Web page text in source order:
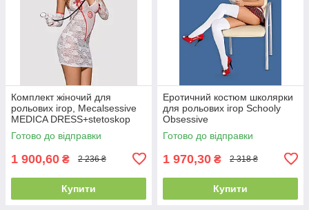
Комплект жіночий для
рольових ігор, Mecalsessive
MEDICA DRESS+stetoskop
Готово до відправки
1 900,60 ₴ 2 236 ₴
Купити
Еротичний костюм школярки
для рольових ігор Schooly
Obsessive
Готово до відправки
1 970,30 ₴ 2 318 ₴
Купити